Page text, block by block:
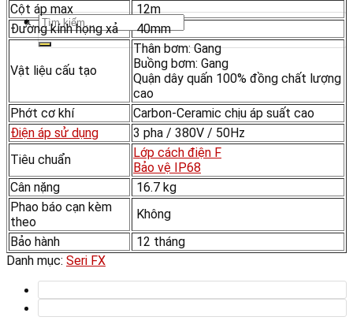
Tìm
kiếm:
Cột áp max
12m
Đường kính họng xả
40mm
Vật liệu cấu tạo
Thân bơm: Gang
Buồng bơm: Gang
Quận dây quấn 100% đồng chất lượng
cao
Phớt cơ khí
Carbon-Ceramic chịu áp suất cao
Điện áp sử dụng
3 pha / 380V / 50Hz
Tiêu chuẩn
Lớp cách điện F
Bảo vệ IP68
Cân nặng
16.7 kg
Phao báo cạn kèm
theo
Không
Bảo hành
12 tháng
Danh mục: Seri FX